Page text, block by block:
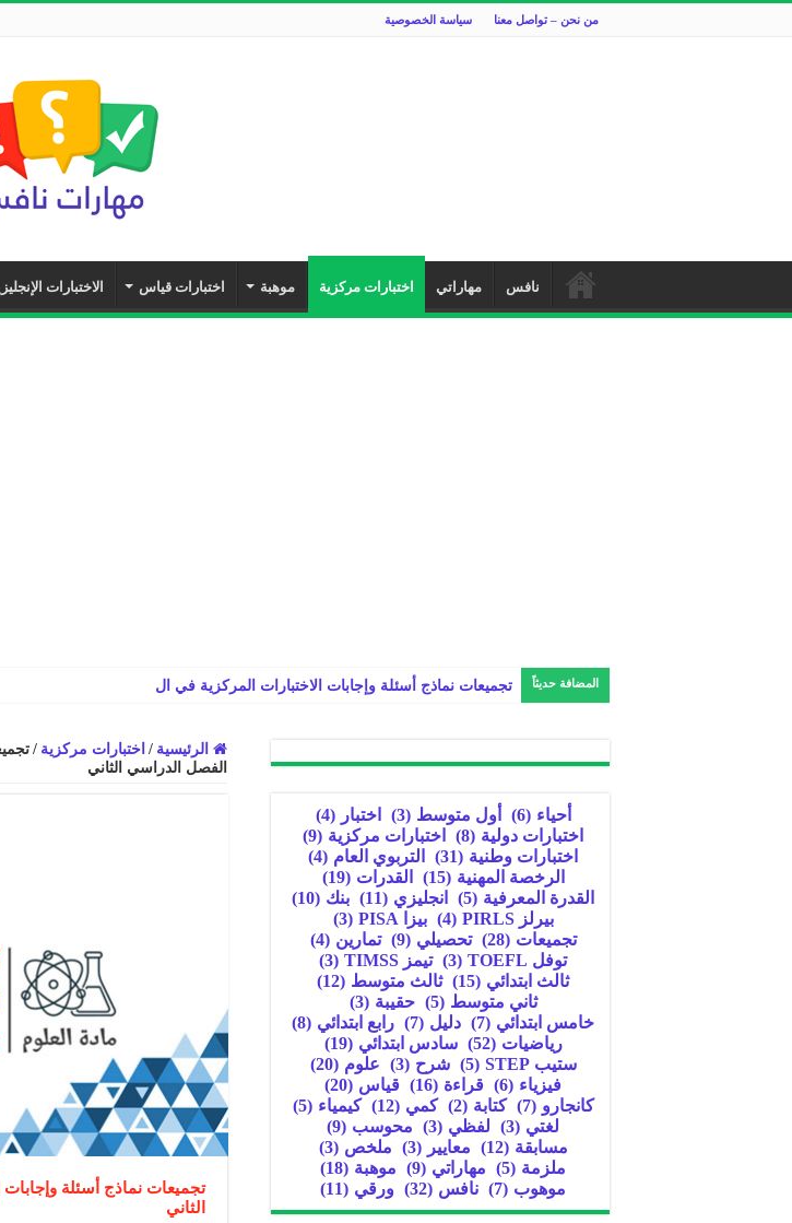
من نحن – تواصل معنا سياسة الخصوصية
نافس مهاراتي اختبارات مركزية موهبة اختبارات قياس الاختبارات
المضافة حديثاً تجميعات نماذج أسئلة وإجابات الاختبارات المركزية في الرياضيات سادس ابتدائي
الرئيسية / اختبارات مركزية /
الفصل الدراسي الثاني
تجميعات نماذج أسئلة
الثاني
أحياء (6) أول متوسط (3) اختبار
(4)
اختبارات دولية (8) اختبارات مركزية (9)
اختبارات وطنية (31) التربوي العام (4)
الرخصة المهنية (15) القدرات (19)
القدرة المعرفية (5) انجليزي (11) بنك (10)
بيرلز PIRLS
(4) بيزا PISA
(3)
تجميعات (28) تحصيلي (9) تمارين (4)
توفل TOEFL
(3) تيمز TIMSS
(3)
ثالث ابتدائي (15) ثالث متوسط (12)
ثاني متوسط (5) حقيبة (3)
خامس ابتدائي (7) دليل (7) رابع ابتدائي (8)
رياضيات (52) سادس ابتدائي (19)
ستيب STEP
(5) شرح (3) علوم (20)
فيزياء (6) قراءة (16) قياس (20)
كانجارو (7) كتابة (2) كمي (12) كيمياء (5)
لغتي (3) لفظي (3) محوسب (9)
مسابقة (12) معايير (3) ملخص (3)
ملزمة (5) مهاراتي (9) موهبة (18)
موهوب (7) نافس (32) ورقي (11)